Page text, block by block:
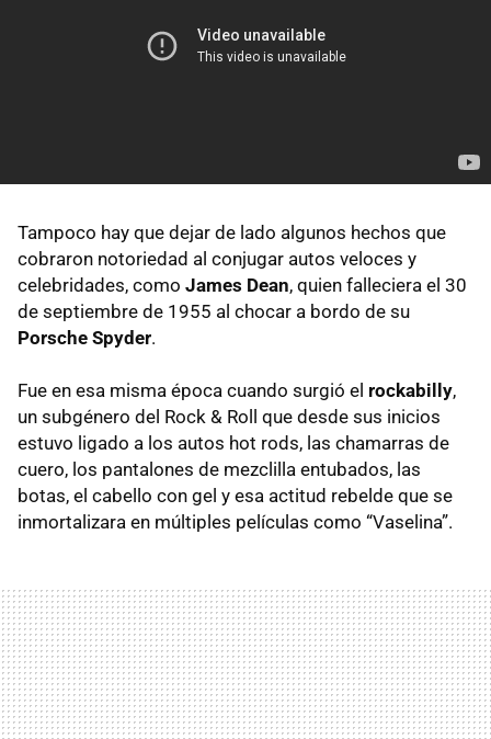
Tampoco hay que dejar de lado algunos hechos que
cobraron notoriedad al conjugar autos veloces y
celebridades, como James Dean, quien falleciera el 30
de septiembre de 1955 al chocar a bordo de su
Porsche Spyder.
Fue en esa misma época cuando surgió el rockabilly,
un subgénero del Rock & Roll que desde sus inicios
estuvo ligado a los autos hot rods, las chamarras de
cuero, los pantalones de mezclilla entubados, las
botas, el cabello con gel y esa actitud rebelde que se
inmortalizara en múltiples películas como “Vaselina”.